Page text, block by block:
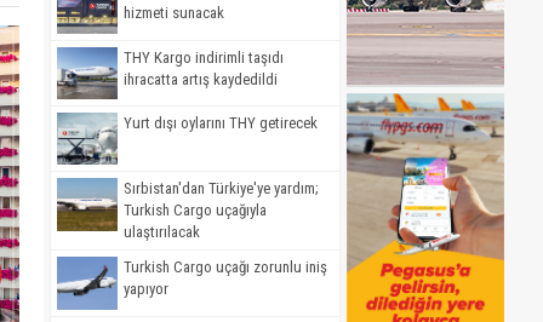
hizmeti sunacak
THY Kargo indirimli taşıdı
ihracatta artış kaydedildi
Yurt dışı oylarını THY getirecek
Sırbistan'dan Türkiye'ye yardım;
Turkish Cargo uçağıyla
ulaştırılacak
Turkish Cargo uçağı zorunlu iniş
yapıyor